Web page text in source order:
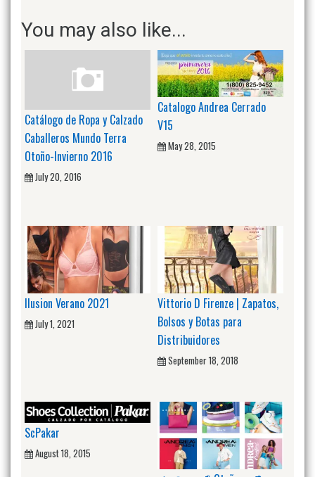
You may also like...
Catálogo de Ropa y Calzado
Caballeros Mundo Terra
Otoño-Invierno 2016
July 20, 2016
Catalogo Andrea Cerrado
V15
May 28, 2015
Ilusion Verano 2021
July 1, 2021
Vittorio D Firenze | Zapatos,
Bolsos y Botas para
Distribuidores
September 18, 2018
ScPakar
August 18, 2015